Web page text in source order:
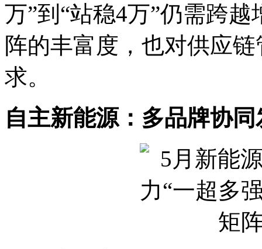
万”到“站稳4万”仍需跨
阵的丰富度，也对供应
求。
自主新能源：多品牌协